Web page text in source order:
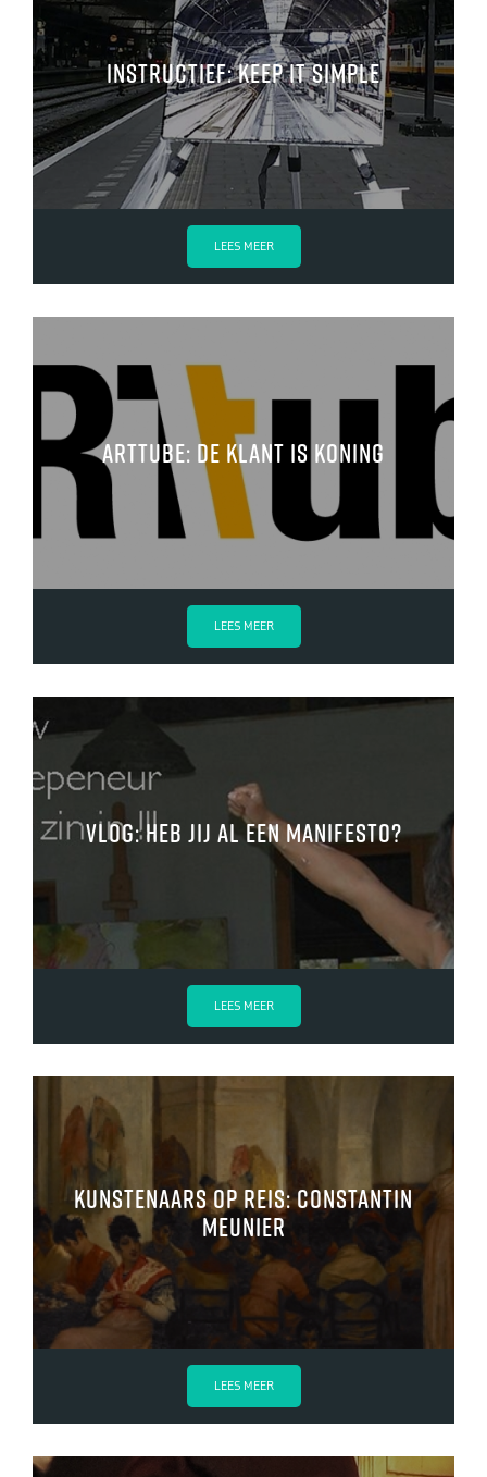
instructief: keep it simple
LEES MEER
arttube: de klant is koning
LEES MEER
vlog: Heb jij al een Manifesto?
LEES MEER
kunstenaars op reis: Constantin
Meunier
LEES MEER